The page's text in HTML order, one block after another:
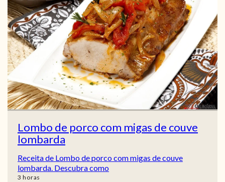
Lombo de porco com migas de couve
lombarda
Receita de Lombo de porco com migas de couve
lombarda. Descubra como
3 horas
horas